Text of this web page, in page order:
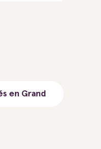
en Grand